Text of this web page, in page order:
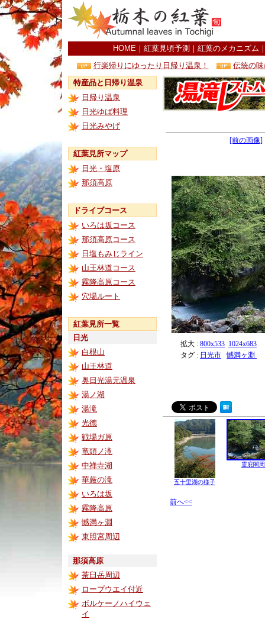
HOME ｜ 紅葉見頃予測 ｜ 紅葉のメカニズム
行楽帰りにゆったり日帰り温泉！
伝統の
特産品と日帰り温泉
日帰り温泉
日光ゆば料理
日光みやげ
紅葉見所マップ
日光・塩原
那須高原
ドライブコース
いろは坂コース
那須高原コース
日塩もみじライン
山王林道コース
霧降高原コース
穴場ルート
紅葉見所一覧
日光
白根山
山王林道
奥日光湯元温泉
湯ノ湖
湯滝
光徳
戦場ガ原
竜頭ノ滝
中禅寺湖
華厳の滝
いろは坂
霧降高原
憾満ヶ淵
東照宮周辺
那須高原
茶臼岳周辺
ロープウエイ付近
ボルケーノハイウェ
イ
[前の画像]
拡大 : 800x533 1024x683
タグ : 日光市 憾満ヶ淵
五十里湖の様子
霊庇閣
前へ<<